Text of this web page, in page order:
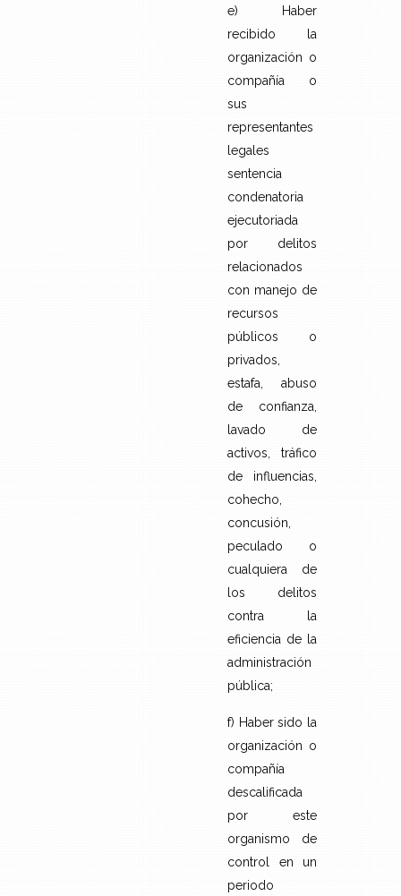
e) Haber
recibido la
organización o
compañía o
sus
representantes
legales
sentencia
condenatoria
ejecutoriada
por delitos
relacionados
con manejo de
recursos
públicos o
privados,
estafa, abuso
de confianza,
lavado de
activos, tráfico
de influencias,
cohecho,
concusión,
peculado o
cualquiera de
los delitos
contra la
eficiencia de la
administración
pública;
f) Haber sido la
organización o
compañía
descalificada
por este
organismo de
control en un
periodo